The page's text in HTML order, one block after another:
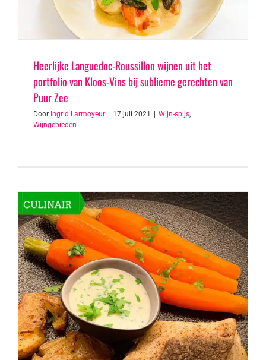
Heerlijke Languedoc-Roussillon wijnen uit het
portfolio van Kloos-Vins bij sublieme gerechten van
Puur Zee
Door Ingrid Larmoyeur 17 juli 2021 Wijn-spijs,
Wijngebieden